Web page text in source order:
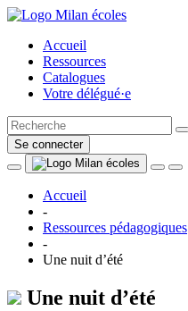
Accueil
Ressources
Catalogues
Votre délégué·e
Se connecter
Accueil
-
Ressources pédagogiques
-
Une nuit d’été
Une nuit d’été